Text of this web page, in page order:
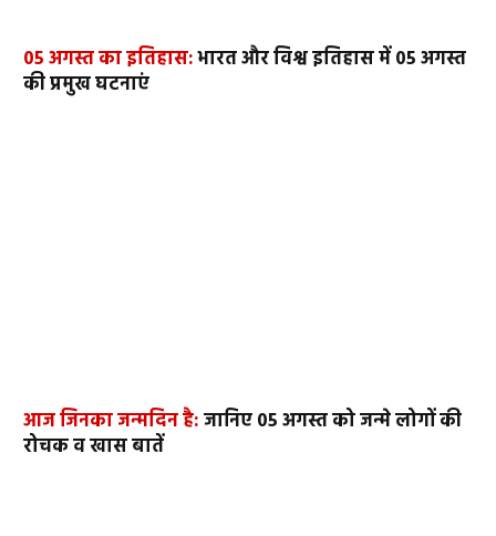
05 अगस्त का इतिहास:भारत और विश्व इतिहास में 05 अगस्त
की प्रमुख घटनाएं
आज जिनका जन्मदिन है:जानिए 05 अगस्त को जन्मे लोगों की
रोचक व खास बातें